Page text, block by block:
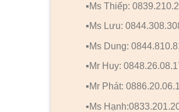
▪️Ms Thiếp:
▪️Ms Lưu:
▪️Ms Dung:
▪️Mr Huy:
▪️Mr Phát:
▪️Ms